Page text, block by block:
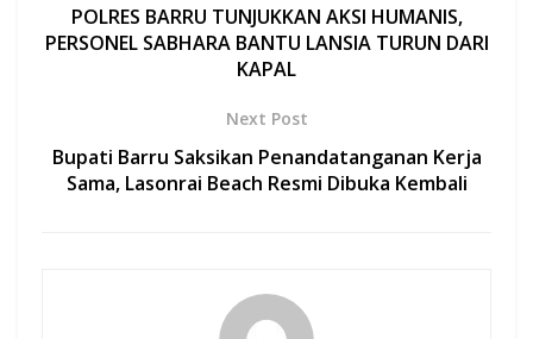
o
o
A
p
POLRES BARRU TUNJUKKAN AKSI HUMANIS,
PERSONEL SABHARA BANTU LANSIA TURUN DARI
KAPAL
Next Post
Bupati Barru Saksikan Penandatanganan Kerja
Sama, Lasonrai Beach Resmi Dibuka Kembali